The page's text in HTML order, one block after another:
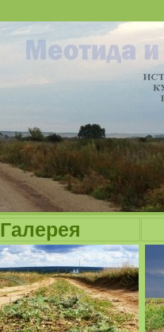
Галерея